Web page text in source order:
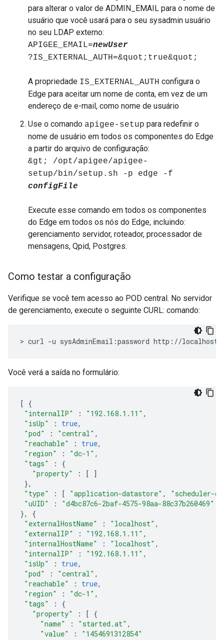
para alterar o valor de ADMIN_EMAIL para o nome de
usuário que você usará para o seu sysadmin usuário
no seu LDAP externo:
APIGEE_EMAIL=newUser
?IS_EXTERNAL_AUTH=&quot;true&quot;
A propriedade IS_EXTERNAL_AUTH configura o
Edge para aceitar um nome de conta, em vez de um
endereço de e-mail, como nome de usuário
Use o comando apigee-setup para redefinir o
nome de usuário em todos os componentes do Edge
a partir do arquivo de configuração:
&gt; /opt/apigee/apigee-
setup/bin/setup.sh -p edge -f
configFile
Execute esse comando em todos os componentes
do Edge em todos os nós do Edge, incluindo:
gerenciamento servidor, roteador, processador de
mensagens, Qpid, Postgres.
Como testar a configuração
Verifique se você tem acesso ao POD central. No servidor
de gerenciamento, execute o seguinte CURL: comando:
> curl -u sysAdminEmail:password http://
Você verá a saída no formulário:
[ {
"internalIP"
: "192.168.1.11" ,
"isUp"
: true,
"pod"
: "central" ,
"reachable"
: true,
"region"
: "dc-1" ,
"tags"
:
{
"property"
: [
]
},
"type"
: [ "application-datastore" ,
"scheduler-
"uUID"
:
"d4bc87c6-2baf-4575-98aa-88c37b260469"
},
{
"externalHostName"
: "localhost" ,
"externalIP"
: "192.168.1.11" ,
"internalHostName"
: "localhost" ,
"internalIP"
: "192.168.1.11" ,
"isUp"
: true,
"pod"
: "central" ,
"reachable"
: true,
"region"
: "dc-1" ,
"tags"
:
{
"property"
: [ {
"name"
: "started.at" ,
"value"
:
"1454691312854"